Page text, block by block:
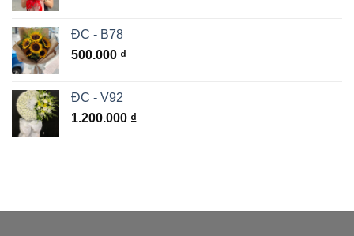
ĐC - B78
500.000 ₫
ĐC - V92
1.200.000 ₫